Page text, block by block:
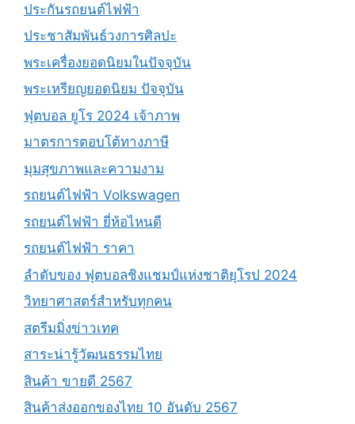
ประกันรถยนต์ไฟฟ้า
ประชาสัมพันธ์วงการศิลปะ
พระเครื่องยอดนิยมในปัจจุบัน
พระเหรียญยอดนิยม ปัจจุบัน
ฟุตบอล ยูโร 2024 เจ้าภาพ
มาตรการตอบโต้ทางภาษี
มุมสุขภาพและความงาม
รถยนต์ไฟฟ้า Volkswagen
รถยนต์ไฟฟ้า ยี่ห้อไหนดี
รถยนต์ไฟฟ้า ราคา
ลำดับของ ฟุตบอลชิงแชมป์แห่งชาติยุโรป 2024
วิทยาศาสตร์สำหรับทุกคน
สตรีมมิ่งข่าวเทค
สาระน่ารู้วัฒนธรรมไทย
สินค้า ขายดี 2567
สินค้าส่งออกของไทย 10 อันดับ 2567